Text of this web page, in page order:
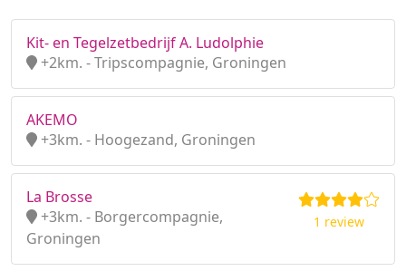
Kit- en Tegelzetbedrijf A. Ludolphie
+2km. - Tripscompagnie, Groningen
AKEMO
+3km. - Hoogezand, Groningen
La Brosse
+3km. - Borgercompagnie,
Groningen
1 review